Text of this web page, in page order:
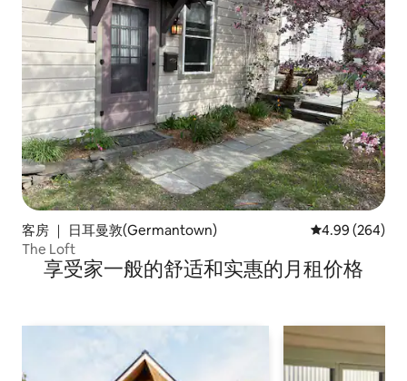
客房 ｜ 日耳曼敦(Germantown) 平均评分 4.99
4.99 (264)
The Loft
享受家一般的舒适和实惠的月租价格